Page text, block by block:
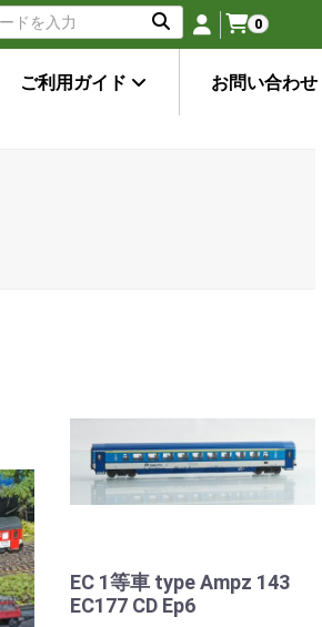
0
ご利用ガイド お問い合わせ
EC 1等車 type Ampz 143
EC177 CD Ep6